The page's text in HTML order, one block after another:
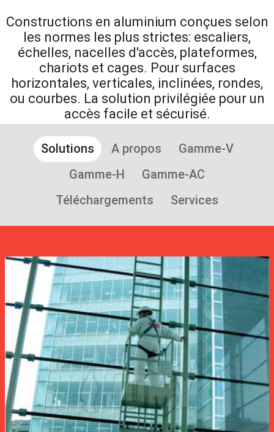
Constructions en aluminium conçues selon
les normes les plus strictes: escaliers,
échelles, nacelles d'accès, plateformes,
chariots et cages. Pour surfaces
horizontales, verticales, inclinées, rondes,
ou courbes. La solution privilégiée pour un
accès facile et sécurisé.
Solutions A propos
Gamme-V
Gamme-H
Gamme-AC
Téléchargements
Services